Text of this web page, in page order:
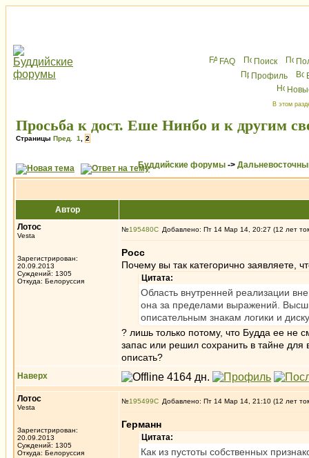
FAQ Поиск
Профиль
В этом
Просьба к дост. Еше Нинбо и к другим
Страницы Пред. 1 2
Буддийские форумы ->
Автор
Лотос
Vesta
Зарегистрирован:
20.09.2013
Суждений: 1305
Откуда: Белоруссия
№195480 Добавлено: Пт 14 Мар 14, 20:27 (12 лет
Росс
Почему вы так категорично заявляете,
Цитата:
Область внутренней реализации
она за пределами выражений.
описательным знакам логики и
? лишь только потому, что Будда ее не
запас или решил сохранить в тайне для
описать?
Наверх
Лотос
Vesta
Зарегистрирован:
20.09.2013
Суждений: 1305
Откуда: Белоруссия
№195499 Добавлено: Пт 14 Мар 14, 21:10 (12 лет
Германн
Цитата:
Как из пустоты собственных